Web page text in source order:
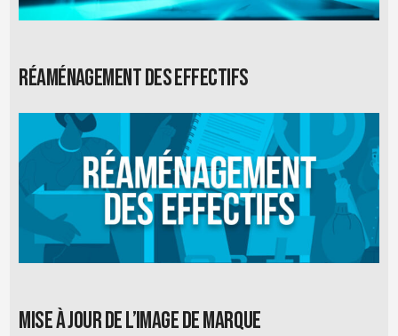
Réaménagement des effectifs
Mise à jour de l’image de marque